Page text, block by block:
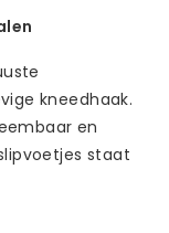
kneedhaak.
en
staat